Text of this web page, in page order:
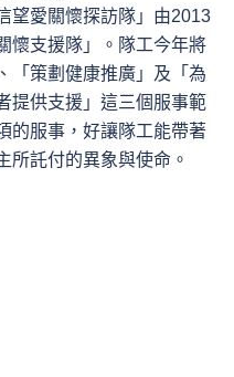
望愛關懷探訪隊」由2013
懷支援隊」。隊工今年將
「策劃健康推廣」及「為
提供支援」這三個服事範
的服事，好讓隊工能帶著
所託付的異象與使命。